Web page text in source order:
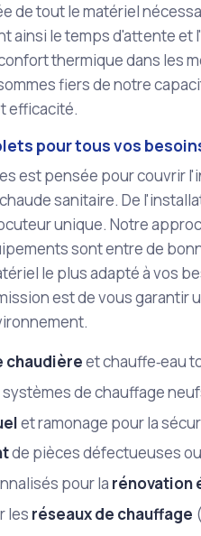
de tout le matériel
ainsi le temps d'attente
thermique dans les
fiers de notre
efficacité.
pour tous vos
est pensée pour couvrir
sanitaire. De
unique. Notre
sont entre de
le plus adapté à vos
est de vous
chaudièreet chauffe‑eau
de chauffage
et ramonage pour la
de pièces défectueuses
pour la rénovation
les réseaux de chauffage